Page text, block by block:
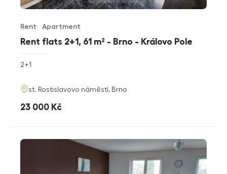
Rent flats 2+1, 61 m² - Brno - Královo Pole
Offer type
Rent
Property type
Apartment
rozměry
disposition
2+1
adresa
st. Rostislavovo náměstí, Brno
cena
23 000 Kč